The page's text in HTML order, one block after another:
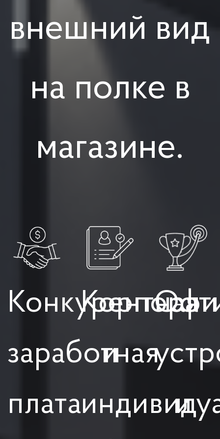
внешний вид
на полке в
магазине.
Конкурентная
заработная
плата
и
и